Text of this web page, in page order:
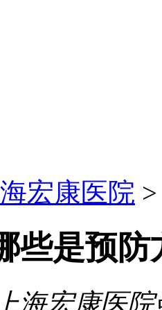
海宏康医院
些是预防
海宏康医院